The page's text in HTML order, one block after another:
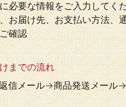
必要な情報をご入力してく
お届け先、お支払い方法、
確認
までの流れ
信メール→商品発送メール